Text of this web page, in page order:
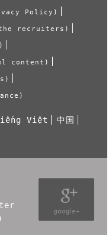
Policy)
the recruiters)
content)
Việt
中国